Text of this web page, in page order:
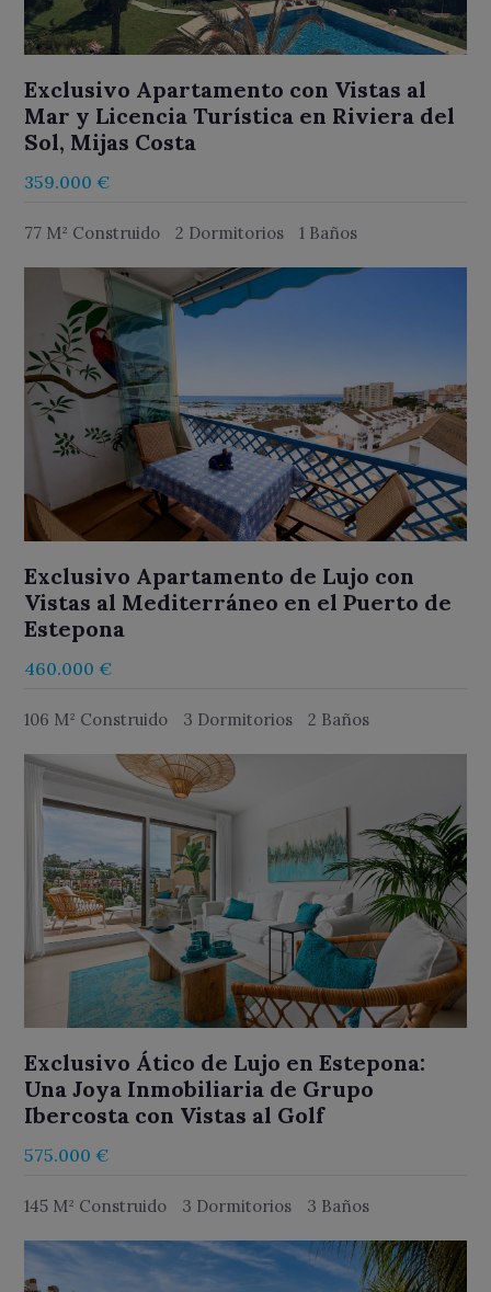
Exclusivo Apartamento con Vistas al
Mar y Licencia Turística en Riviera del
Sol, Mijas Costa
359.000 €
77 M² Construido 2 Dormitorios 1 Baños
Exclusivo Apartamento de Lujo con
Vistas al Mediterráneo en el Puerto de
Estepona
460.000 €
106 M² Construido 3 Dormitorios 2 Baños
Exclusivo Ático de Lujo en Estepona:
Una Joya Inmobiliaria de Grupo
Ibercosta con Vistas al Golf
575.000 €
145 M² Construido 3 Dormitorios 3 Baños